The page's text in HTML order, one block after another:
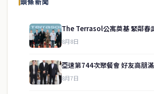
頭條新聞
The Terrasol公寓奠基 緊鄰春
8月8日
亞速第744次聚餐會 好友高朋
8月7日